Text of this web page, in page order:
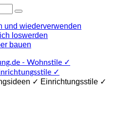
und wiederverwenden
loswerden
bauen
✓ Einrichtungsstile ✓